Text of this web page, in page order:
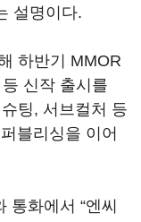
설명이다.
하반기 MMOR
등 신작 출시를
팅, 서브컬처 등
블리싱을 이어
통화에서 “엔씨